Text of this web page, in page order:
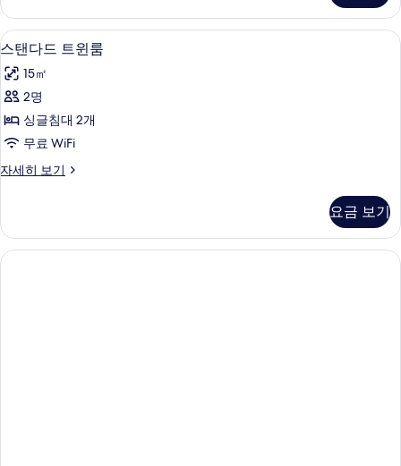
두
보
기
돌
룸
자
히
보
스
탠
다
드
트
룸
진
모
스탠다드 트윈룸 | 고급 침구, 간이 침
4
스탠다드 트윈룸
15㎡
2명
싱글침대 2개
무료 WiFi
자세히 보기
스
트
윈
룸
요금 보기